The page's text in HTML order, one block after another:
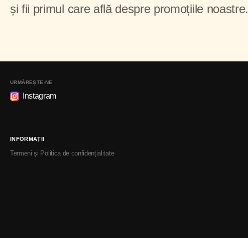
și fii primul care află despre promoțiile noastre.
URMĂREȘTE-NE
Instagram
INFORMAȚII
Termeni și Politica de confidențialitate